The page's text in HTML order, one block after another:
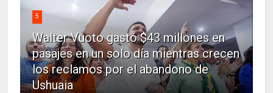
5
Walter Vuoto gastó $43 millones en
pasajes en un solo día mientras crecen
los reclamos por el abandono de
Ushuaia